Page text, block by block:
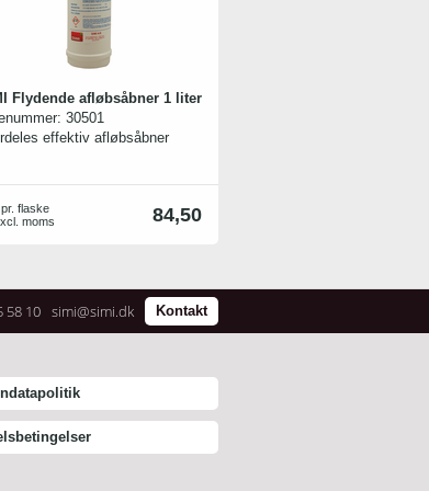
på mere end 25 m², hvis
med polyvinyl alkohol.
Flydende afløbsåbner 1 liter
30501
effektiv afløbsåbner
84,50
flaske
moms
Kontakt
simi@simi.dk
58 10